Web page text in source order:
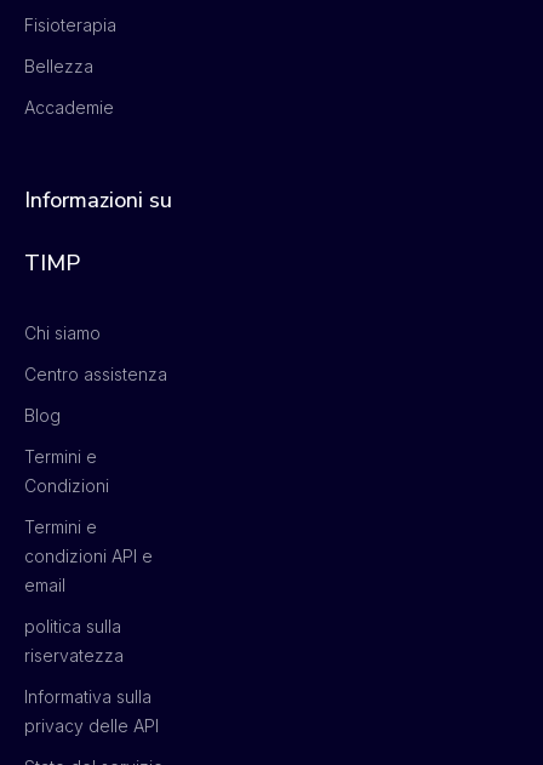
Fisioterapia
Bellezza
Accademie
Informazioni su
TIMP
Chi siamo
Centro assistenza
Blog
Termini e
Condizioni
Termini e
condizioni API e
email
politica sulla
riservatezza
Informativa sulla
privacy delle API